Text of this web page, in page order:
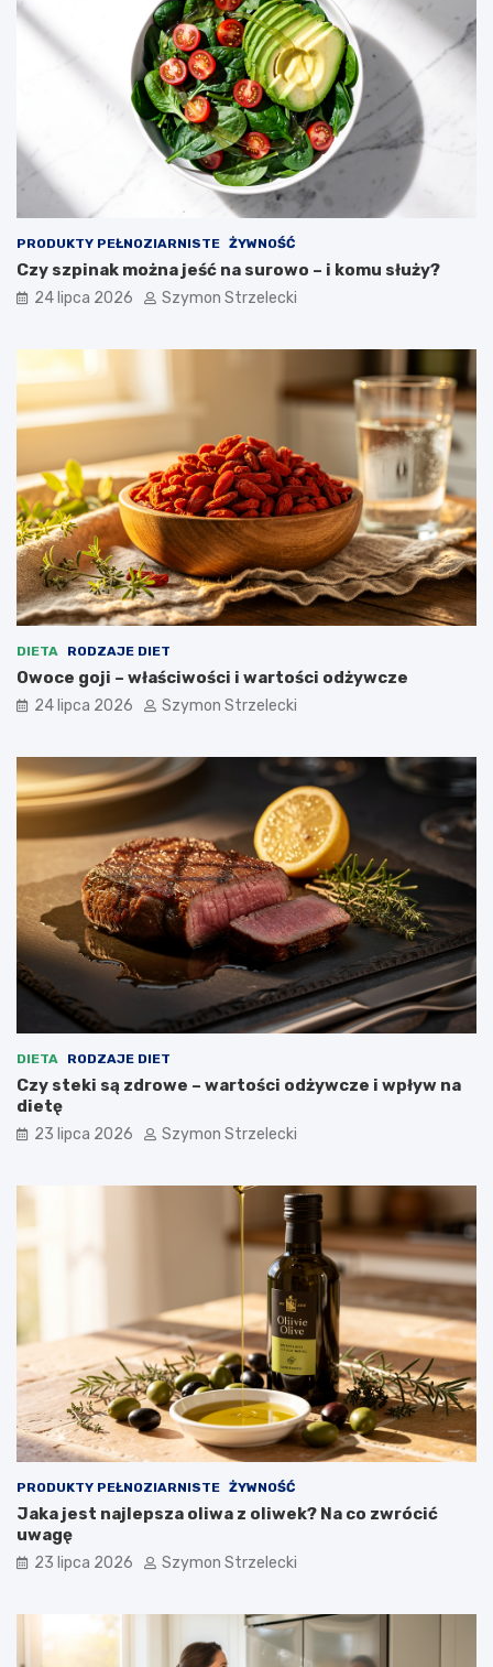
PRODUKTY PEŁNOZIARNISTE ŻYWNOŚĆ
Czy szpinak można jeść na surowo – i komu służy?
24 lipca 2026 Szymon Strzelecki
DIETA RODZAJE DIET
Owoce goji – właściwości i wartości odżywcze
24 lipca 2026 Szymon Strzelecki
DIETA RODZAJE DIET
Czy steki są zdrowe – wartości odżywcze i wpływ na
dietę
23 lipca 2026 Szymon Strzelecki
PRODUKTY PEŁNOZIARNISTE ŻYWNOŚĆ
Jaka jest najlepsza oliwa z oliwek? Na co zwrócić
uwagę
23 lipca 2026 Szymon Strzelecki